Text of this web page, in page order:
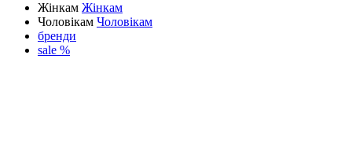
Жінкам Жінкам
Чоловікам Чоловікам
бренди
sale %